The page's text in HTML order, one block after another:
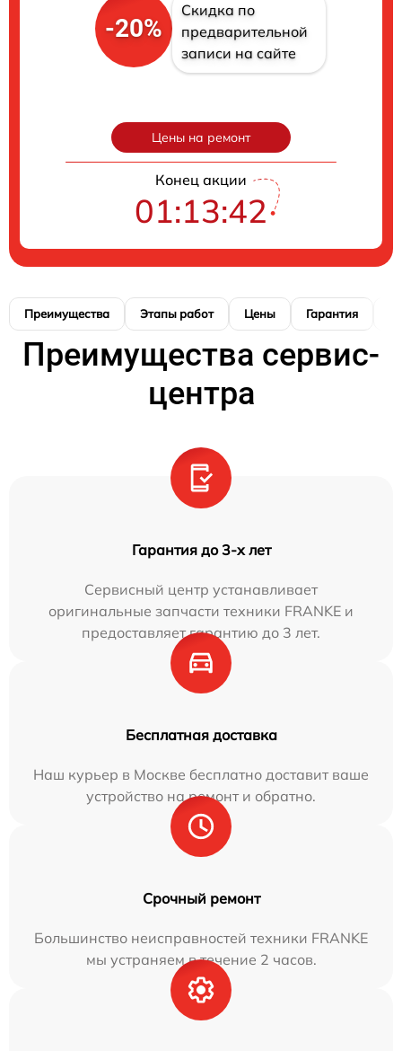
-20%
Скидка по
предварительной
записи на сайте
Цены на ремонт
Конец акции
01:13:41
Преимущества Этапы работ Цены Гарантия
Преимущества сервис-
центра
Гарантия до 3-х лет
Сервисный центр устанавливает
оригинальные запчасти техники FRANKE и
предоставляет гарантию до 3 лет.
Бесплатная доставка
Наш курьер в Москве бесплатно доставит ваше
устройство на ремонт и обратно.
Срочный ремонт
Большинство неисправностей техники FRANKE
мы устраняем в течение 2 часов.